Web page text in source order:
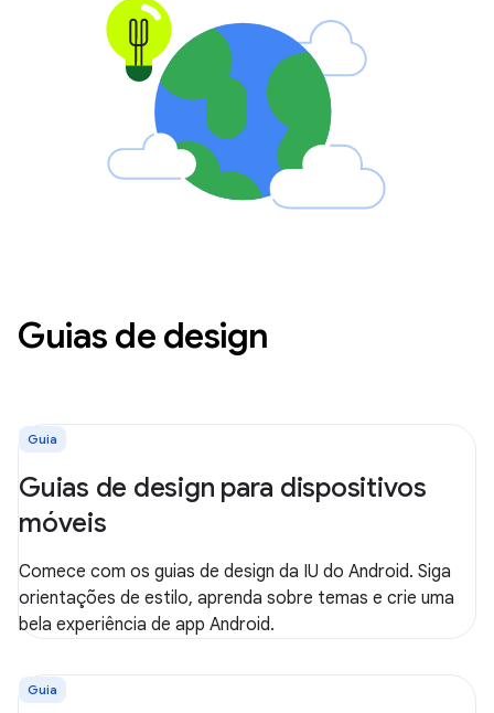
Guias de design
Guia
Guias de design para dispositivos
móveis
Comece com os guias de design da IU do Android. Siga
orientações de estilo, aprenda sobre temas e crie uma
bela experiência de app Android.
Guia